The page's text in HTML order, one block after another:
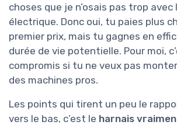
choses que je n’osais pas trop
électrique. Donc oui, tu paies plus
premier prix, mais tu gagnes en
durée de vie potentielle. Pour moi,
compromis si tu ne veux pas
des machines pros.
Les points qui tirent un peu le
vers le bas, c’est le harnais